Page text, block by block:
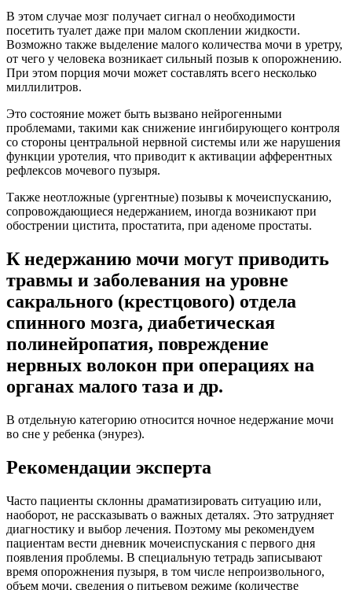
В этом случае мозг получает сигнал о необходимости
посетить туалет даже при малом скоплении жидкости.
Возможно также выделение малого количества мочи в уретру,
от чего у человека возникает сильный позыв к опорожнению.
При этом порция мочи может составлять всего несколько
миллилитров.
Это состояние может быть вызвано нейрогенными
проблемами, такими как снижение ингибирующего контроля
со стороны центральной нервной системы или же нарушения
функции уротелия, что приводит к активации афферентных
рефлексов мочевого пузыря.
Также неотложные (ургентные) позывы к мочеиспусканию,
сопровождающиеся недержанием, иногда возникают при
обострении цистита, простатита, при аденоме простаты.
К недержанию мочи могут приводить
травмы и заболевания на уровне
сакрального (крестцового) отдела
спинного мозга, диабетическая
полинейропатия, повреждение
нервных волокон при операциях на
органах малого таза и др.
В отдельную категорию относится ночное недержание мочи
во сне у ребенка (энурез).
Рекомендации эксперта
Часто пациенты склонны драматизировать ситуацию или,
наоборот, не рассказывать о важных деталях. Это затрудняет
диагностику и выбор лечения. Поэтому мы рекомендуем
пациентам вести дневник мочеиспускания с первого дня
появления проблемы. В специальную тетрадь записывают
время опорожнения пузыря, в том числе непроизвольного,
объем мочи, сведения о питьевом режиме (количестве